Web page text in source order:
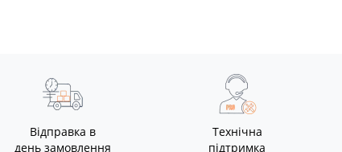
Відправка в
день замовлення
Технічна
підтримка